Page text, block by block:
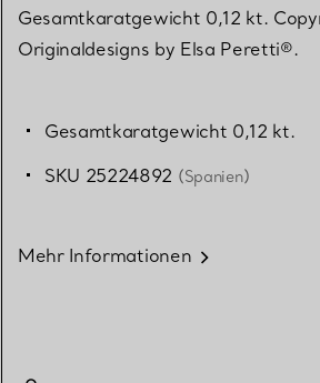
Gesamtkaratgewicht 0,12 kt.
Originaldesigns by Elsa Peretti®.
Gesamtkaratgewicht 0,12 kt.
SKU 25224892 (Spanien)
Mehr Informationen